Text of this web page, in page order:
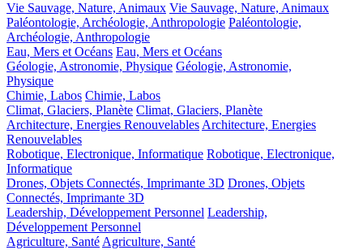
Vie Sauvage, Nature, Animaux Vie Sauvage, Nature, Animaux
Paléontologie, Archéologie, Anthropologie Paléontologie,
Archéologie, Anthropologie
Eau, Mers et Océans Eau, Mers et Océans
Géologie, Astronomie, Physique Géologie, Astronomie,
Physique
Chimie, Labos Chimie, Labos
Climat, Glaciers, Planète Climat, Glaciers, Planète
Architecture, Energies RenouvelablesArchitecture, Energies
Renouvelables
Robotique, Electronique, Informatique Robotique, Electronique,
Informatique
Drones, Objets Connectés, Imprimante 3D Drones, Objets
Connectés, Imprimante 3D
Leadership, Développement Personnel Leadership,
Développement Personnel
Agriculture, SantéAgriculture, Santé